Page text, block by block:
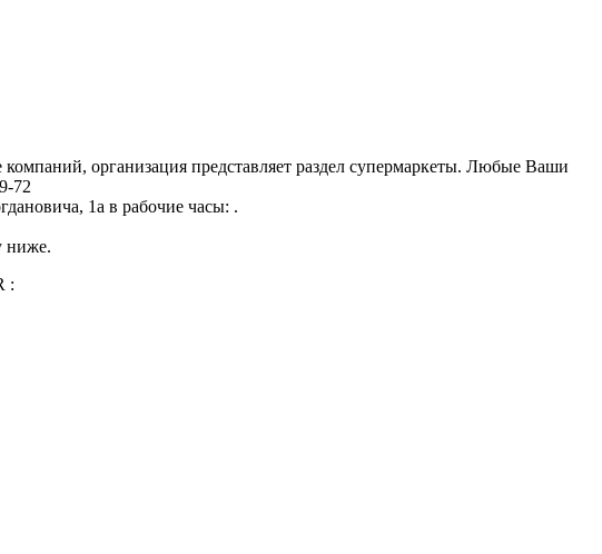
организация представляет раздел супермаркеты. Любые Ваши
72
1а в рабочие часы: .
ниже.
: